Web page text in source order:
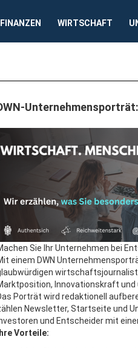
FINANZEN WIRTSCHAFT
Sie Ihr Unternehmen bei
einem DWN
Innovationskraft und
Porträt wird redaktionell
Newsletter, Startseite und
und Entscheider mit
Ihre Vorteile: